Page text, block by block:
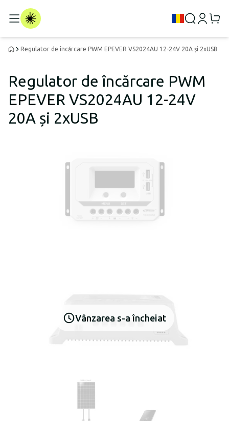
Regulator de încărcare PWM EPEVER VS2024AU 12-24V 20A și 2xUSB
Regulator de încărcare PWM
EPEVER VS2024AU 12-24V
20A și 2xUSB
Vânzarea s-a încheiat